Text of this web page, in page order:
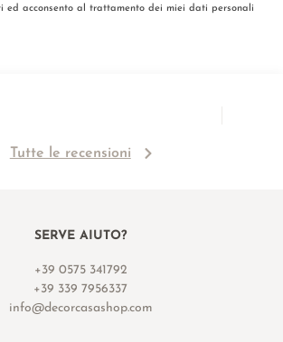
ed acconsento al trattamento dei miei dati personali
Tutte le recensioni
SERVE AIUTO?
+39 0575 341792
+39 339 7956337
info@decorcasashop.com